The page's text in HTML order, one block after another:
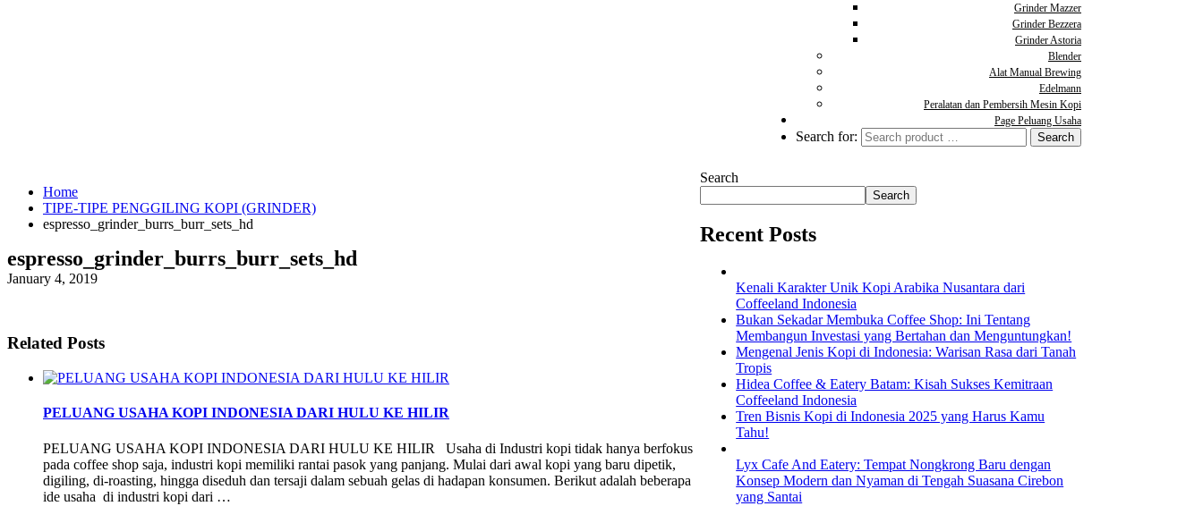
Grinder Mazzer
Grinder Bezzera
Grinder Astoria
Blender
Alat Manual Brewing
Edelmann
Peralatan dan Pembersih Mesin Kopi
Page Peluang Usaha
Search for:
Home
TIPE-TIPE PENGGILING KOPI (GRINDER)
espresso_grinder_burrs_burr_sets_hd
espresso_grinder_burrs_burr_sets_hd
January 4, 2019
Related Posts
PELUANG USAHA KOPI INDONESIA DARI HULU KE HILIR
PELUANG USAHA KOPI INDONESIA DARI HULU KE HILIR Usaha di Industri kopi tidak hanya berfokus
pada coffee shop saja, industri kopi memiliki rantai pasok yang panjang. Mulai dari awal kopi yang baru dipetik,
digiling, di-roasting, hingga diseduh dan tersaji dalam sebuah gelas di hadapan konsumen. Berikut adalah beberapa
ide usaha di industri kopi dari …
Search
Search
Recent Posts
Kenali Karakter Unik Kopi Arabika Nusantara dari
Coffeeland Indonesia
Bukan Sekadar Membuka Coffee Shop: Ini Tentang
Membangun Investasi yang Bertahan dan Menguntungkan!
Mengenal Jenis Kopi di Indonesia: Warisan Rasa dari Tanah
Tropis
Hidea Coffee & Eatery Batam: Kisah Sukses Kemitraan
Coffeeland Indonesia
Tren Bisnis Kopi di Indonesia 2025 yang Harus Kamu
Tahu!
Lyx Cafe And Eatery: Tempat Nongkrong Baru dengan
Konsep Modern dan Nyaman di Tengah Suasana Cirebon
yang Santai